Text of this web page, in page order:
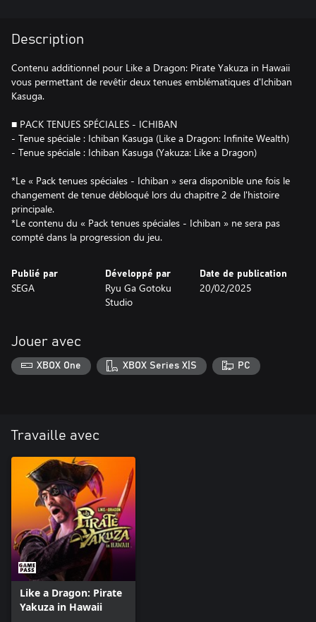
Description
Contenu additionnel pour Like a Dragon: Pirate Yakuza in Hawaii
vous permettant de revêtir deux tenues emblématiques d'Ichiban
Kasuga.
■ PACK TENUES SPÉCIALES - ICHIBAN
- Tenue spéciale : Ichiban Kasuga (Like a Dragon: Infinite Wealth)
- Tenue spéciale : Ichiban Kasuga (Yakuza: Like a Dragon)
*Le « Pack tenues spéciales - Ichiban » sera disponible une fois le
changement de tenue débloqué lors du chapitre 2 de l'histoire
principale.
*Le contenu du « Pack tenues spéciales - Ichiban » ne sera pas
compté dans la progression du jeu.
Publié par
SEGA
Développé par
Ryu Ga Gotoku
Studio
Date de publication
20/02/2025
Jouer avec
XBOX One XBOX Series X|S PC
Travaille avec
Like a Dragon: Pirate
Yakuza in Hawaii